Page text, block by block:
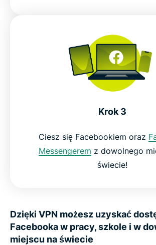
Krok 3
Ciesz się Facebookiem oraz
Messengerem z dowolnego
świecie!
Dzięki VPN możesz uzyskać
Facebooka w pracy, szkole i w
miejscu na świecie